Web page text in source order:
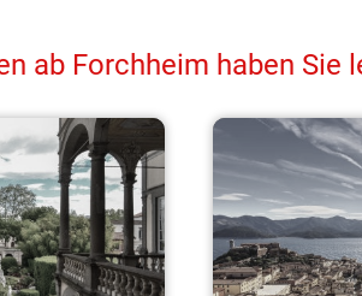
ab Forchheim haben